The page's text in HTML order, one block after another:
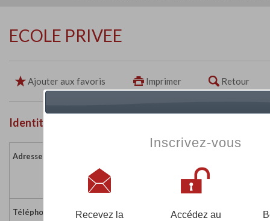
ECOLE PRIVEE
Ajouter aux favoris Imprimer Retour
Identité de l'établissement
Adresse :
07160 ST JEAN ROURE
Téléphone : 04 75 29 37 82
Inscrivez-vous
Recevez la
Accédez au